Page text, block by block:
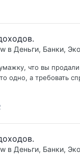
в Деньги, Банки,
что вы
одно, а требовать
в Деньги, Банки,